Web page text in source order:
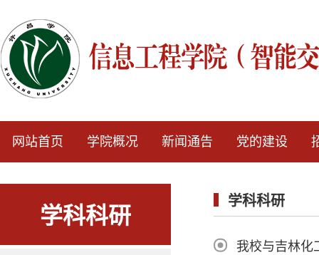
网站首页 学院概况 新闻通告 党的建设
学科科研 学科科研
我校与吉林化